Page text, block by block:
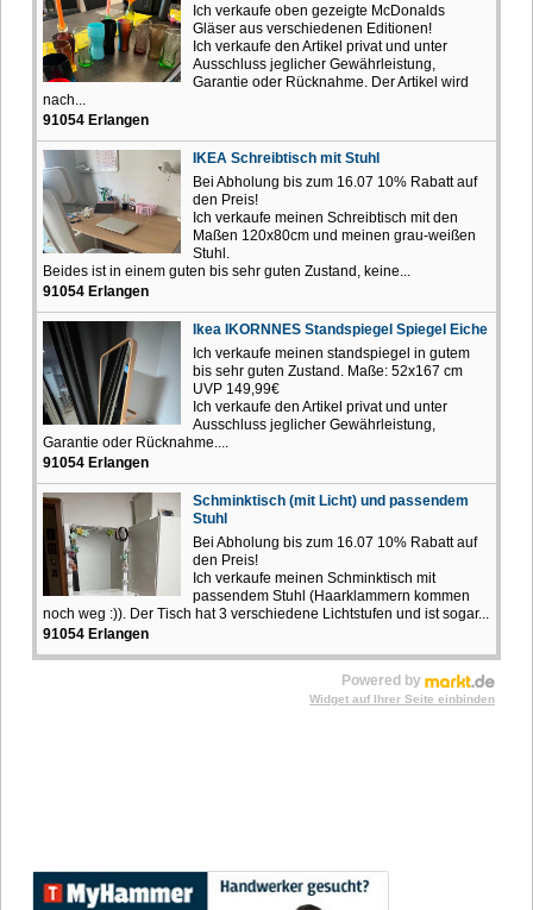
Ich verkaufe oben gezeigte McDonalds
Gläser aus verschiedenen Editionen!
Ich verkaufe den Artikel privat und unter
Ausschluss jeglicher Gewährleistung,
Garantie oder Rücknahme. Der Artikel wird
nach...
91054 Erlangen
IKEA Schreibtisch mit Stuhl
Bei Abholung bis zum 16.07 10% Rabatt auf
den Preis!
Ich verkaufe meinen Schreibtisch mit den
Maßen 120x80cm und meinen grau-weißen
Stuhl.
Beides ist in einem guten bis sehr guten Zustand, keine...
91054 Erlangen
Ikea IKORNNES Standspiegel Spiegel Eiche
Ich verkaufe meinen standspiegel in gutem
bis sehr guten Zustand. Maße: 52x167 cm
UVP 149,99€
Ich verkaufe den Artikel privat und unter
Ausschluss jeglicher Gewährleistung,
Garantie oder Rücknahme....
91054 Erlangen
Schminktisch (mit Licht) und passendem
Stuhl
Bei Abholung bis zum 16.07 10% Rabatt auf
den Preis!
Ich verkaufe meinen Schminktisch mit
passendem Stuhl (Haarklammern kommen
noch weg :)). Der Tisch hat 3 verschiedene Lichtstufen und ist sogar...
91054 Erlangen
Powered by
Widget auf Ihrer Seite einbinden